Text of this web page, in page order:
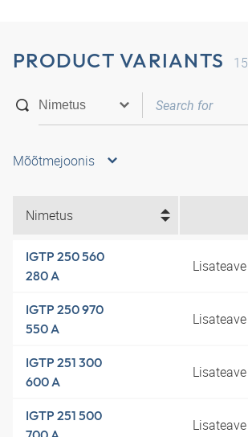
PRODUCT VARIANTS 15
Mõõtmejoonis
Nimetus
IGTP 250 560
280 A
Lisateave
IGTP 250 970
550 A
Lisateave
IGTP 251 300
600 A
Lisateave
IGTP 251 500
Lisateave